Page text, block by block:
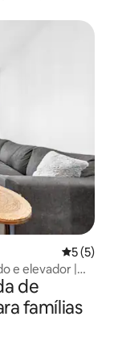
5 de
5 (5)
e elevador |
de
famílias